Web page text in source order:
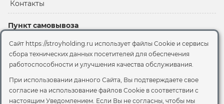
Контакты
Пункт самовывоза
2-й Иртышский проезд,
территория 2А стр.3
Офис
Москва, ул. Вятская, 49с1
Сайт https://stroyholding.ru использует файлы Cookie и сервисы
сбора технических данных посетителей для обеспечения
работоспособности и улучшения качества обслуживания.
При использовании данного Сайта, Вы подтверждаете свое
согласие на использование файлов Cookie в соответствии с
настоящим Уведомлением. Если Вы не согласны, чтобы мы